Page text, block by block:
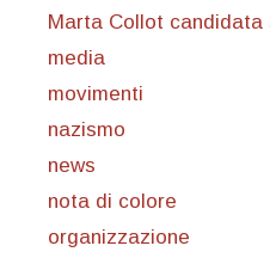
Marta Collot candidata
media
movimenti
nazismo
news
nota di colore
organizzazione